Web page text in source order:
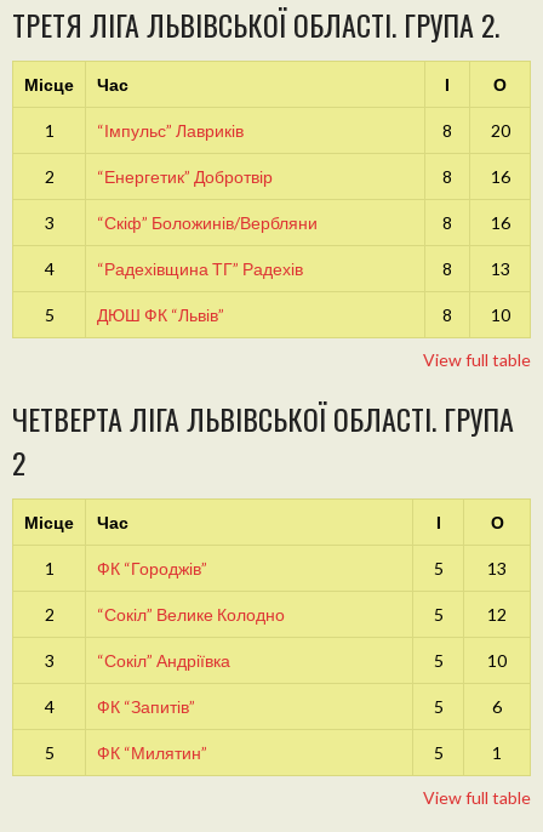
ТРЕТЯ ЛІГА ЛЬВІВСЬКОЇ ОБЛАСТІ. ГРУПА 2.
Місце Час І О
1 “Імпульс” Лавриків 8 20
2 “Енергетик” Добротвір 8 16
3 “Скіф” Боложинів/Вербляни 8 16
4 “Радехівщина ТГ” Радехів 8 13
5 ДЮШ ФК “Львів” 8 10
View full table
ЧЕТВЕРТА ЛІГА ЛЬВІВСЬКОЇ ОБЛАСТІ. ГРУПА
2
Місце Час І О
1 ФК “Городжів” 5 13
2 “Сокіл” Велике Колодно 5 12
3 “Сокіл” Андріївка 5 10
4 ФК “Запитів” 5 6
5 ФК “Милятин” 5 1
View full table